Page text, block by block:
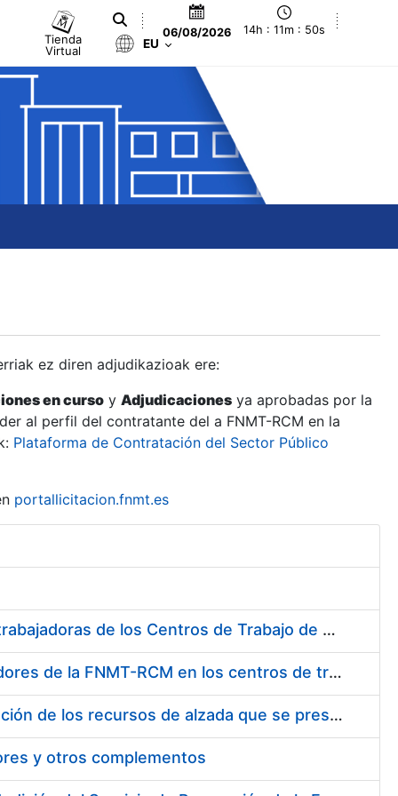
Tienda
Virtual
06/08/2026 14h : 11m : 50s
EU
ez diren adjudikazioak ere:
en curso y Adjudicaciones ya aprobadas por la
al perfil del contratante del a FNMT-RCM en la
Plataforma de Contratación del Sector Público
portallicitacion.fnmt.es
Suministro de Protectores Auditivos a medida para las personas trabajadoras de los Centros de Trabajo de Madrid y Burgos
Suministro de gafas graduadas antiproyecciones para los trabajadores de la FNMT-RCM en los centros de trabajo de Madrid y Burgos
Servicios de una empresa externa para el asesoramiento y resolución de los recursos de alzada que se presentan relacionados con procesos de selección para la FNMT-RCM
y otros complementos